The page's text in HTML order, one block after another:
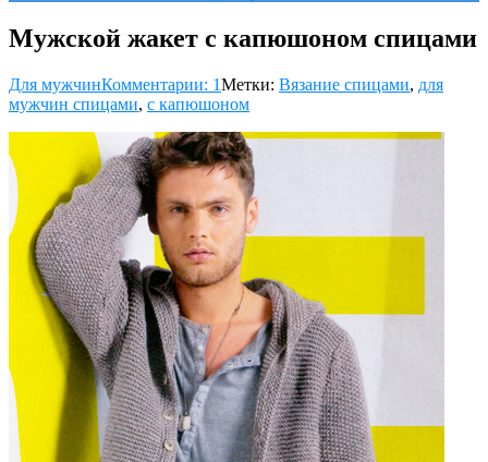
Мужской жакет с капюшоном спицами
Для мужчинКомментарии: 1Метки: Вязание спицами, для
мужчин спицами, с капюшоном